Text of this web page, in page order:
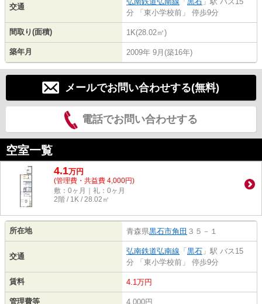
交通
分 「東小学校前」 停歩9分
間取り(面積) 1K(28.02㎡)
築年月 2009年 9月(築16年)
メールでお問い合わせする(無料)
電話でお問い合わせする
空室一覧
4.1万円
(管理費・共益費 4,000円)
敷：0ヶ月｜礼：0ヶ月
2階 / 1K / 28.02㎡
所在地 青森県黒石市角田 ３５－１
交通
弘南鉄道弘南線 「 黒石 」駅 バス15
分 「東小学校前」 停歩9分
賃料 4.1万円
管理費等 4,000円